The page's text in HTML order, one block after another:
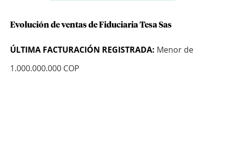
Evolución de ventas de Fiduciaria Tesa Sas
ÚLTIMA FACTURACIÓN REGISTRADA: Menor de
1.000.000.000 COP